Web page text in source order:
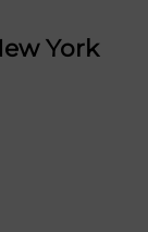
York